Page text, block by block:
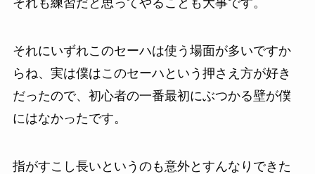
それも練習だと思ってやることも大事です。
それにいずれこのセーハは使う場面が多いですか
らね、実は僕はこのセーハという押さえ方が好き
だったので、初心者の一番最初にぶつかる壁が僕
にはなかったです。
指がすこし長いというのも意外とすんなりできた